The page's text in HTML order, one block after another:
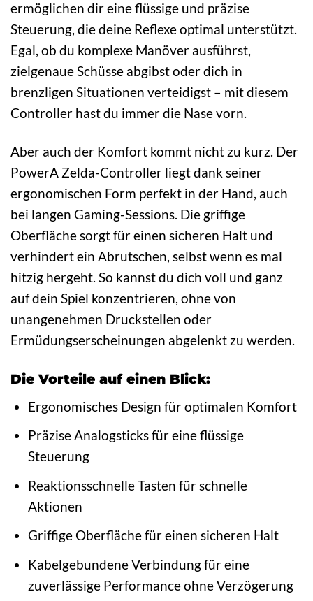
ermöglichen dir eine flüssige und präzise
Steuerung, die deine Reflexe optimal unterstützt.
Egal, ob du komplexe Manöver ausführst,
zielgenaue Schüsse abgibst oder dich in
brenzligen Situationen verteidigst – mit diesem
Controller hast du immer die Nase vorn.
Aber auch der Komfort kommt nicht zu kurz. Der
PowerA Zelda-Controller liegt dank seiner
ergonomischen Form perfekt in der Hand, auch
bei langen Gaming-Sessions. Die griffige
Oberfläche sorgt für einen sicheren Halt und
verhindert ein Abrutschen, selbst wenn es mal
hitzig hergeht. So kannst du dich voll und ganz
auf dein Spiel konzentrieren, ohne von
unangenehmen Druckstellen oder
Ermüdungserscheinungen abgelenkt zu werden.
Die Vorteile auf einen Blick:
Ergonomisches Design für optimalen Komfort
Präzise Analogsticks für eine flüssige
Steuerung
Reaktionsschnelle Tasten für schnelle
Aktionen
Griffige Oberfläche für einen sicheren Halt
Kabelgebundene Verbindung für eine
zuverlässige Performance ohne Verzögerung